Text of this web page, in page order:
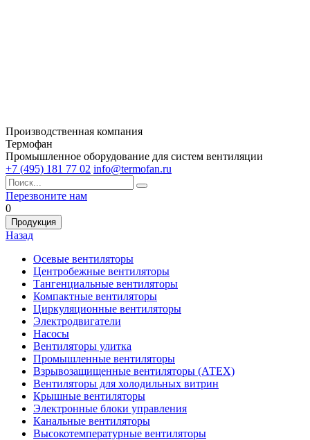
Производственная компания
Термофан
Промышленное оборудование для систем вентиляции
+7 (495) 181 77 02 info@termofan.ru
Перезвоните нам
0
Продукция
Назад
Осевые вентиляторы
Центробежные вентиляторы
Тангенциальные вентиляторы
Компактные вентиляторы
Циркуляционные вентиляторы
Электродвигатели
Насосы
Вентиляторы улитка
Промышленные вентиляторы
Взрывозащищенные вентиляторы (АТЕХ)
Вентиляторы для холодильных витрин
Крышные вентиляторы
Электронные блоки управления
Канальные вентиляторы
Высокотемпературные вентиляторы